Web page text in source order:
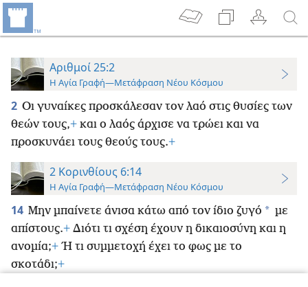
Αριθμοί 25:2
Η Αγία Γραφή—Μετάφραση Νέου Κόσμου
2 Οι γυναίκες προσκάλεσαν τον λαό στις θυσίες των
θεών τους,+ και ο λαός άρχισε να τρώει και να
προσκυνάει τους θεούς τους.+
2 Κορινθίους 6:14
Η Αγία Γραφή—Μετάφραση Νέου Κόσμου
14 Μην μπαίνετε άνισα κάτω από τον ίδιο ζυγό * με
απίστους.+ Διότι τι σχέση έχουν η δικαιοσύνη και η
ανομία;+ Ή τι συμμετοχή έχει το φως με το
σκοτάδι;+